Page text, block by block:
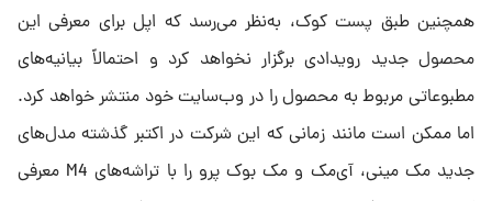
همچنین طبق پست کوک، به‌نظر می‌رسد که اپل برای معرفی این
محصول جدید رویدادی برگزار نخواهد کرد و احتمالاً بیانیه‌های
مطبوعاتی مربوط به محصول را در وب‌سایت خود منتشر خواهد کرد.
اما ممکن است مانند زمانی که این شرکت در اکتبر گذشته مدل‌های
جدید مک مینی، آی‌مک و مک بوک پرو را با تراشه‌های M4 معرفی